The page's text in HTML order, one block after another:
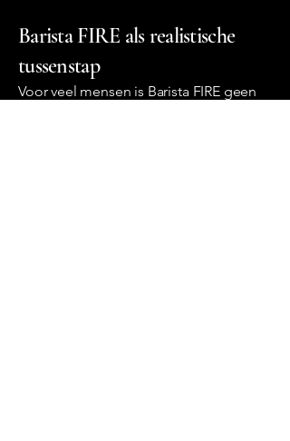
Barista FIRE als realistische
tussenstap
Voor veel mensen is Barista FIRE geen